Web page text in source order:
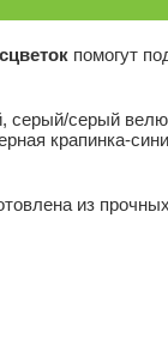
помогут
серый/серый
крапинка-
из